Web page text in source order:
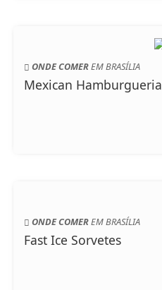
ONDE COMER EM BRASÍLIA
Mexican Hamburgueria
ONDE COMEREM BRASÍLIA
Fast Ice Sorvetes